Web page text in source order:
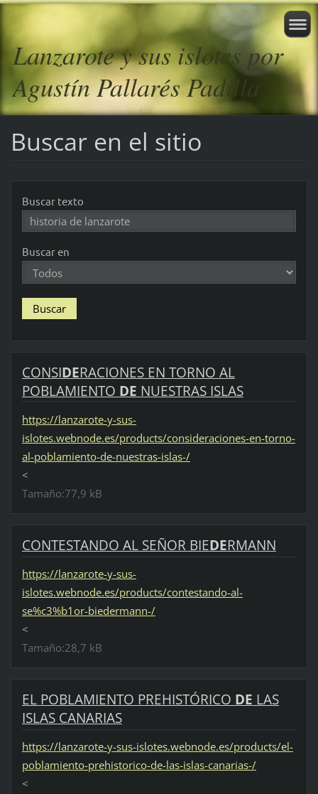
Lanzarote y sus islotes por
Agustín Pallarés Padilla
Buscar en el sitio
Buscar texto
Buscar en
CONSIDERACIONES EN TORNO AL
POBLAMIENTO DE NUESTRAS ISLAS
https://lanzarote-y-sus-
islotes.webnode.es/products/consideraciones-en-torno-
al-poblamiento-de-nuestras-islas-/
<
Tamaño:77,9 kB
CONTESTANDO AL SEÑOR BIEDERMANN
https://lanzarote-y-sus-
islotes.webnode.es/products/contestando-al-
se%c3%b1or-biedermann-/
<
Tamaño:28,7 kB
EL POBLAMIENTO PREHISTÓRICO DE LAS
ISLAS CANARIAS
https://lanzarote-y-sus-islotes.webnode.es/products/el-
poblamiento-prehistorico-de-las-islas-canarias-/
<